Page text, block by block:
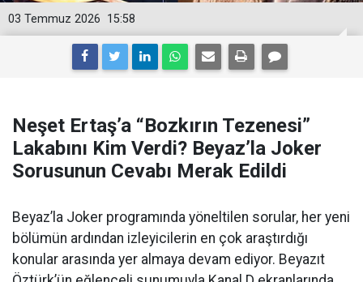
15:58
03 Temmuz 2026
Neşet Ertaş’a “Bozkırın Tezenesi”
Lakabını Kim Verdi? Beyaz’la Joker
Sorusunun Cevabı Merak Edildi
Beyaz’la Joker programında yöneltilen sorular, her yeni
bölümün ardından izleyicilerin en çok araştırdığı
konular arasında yer almaya devam ediyor. Beyazıt